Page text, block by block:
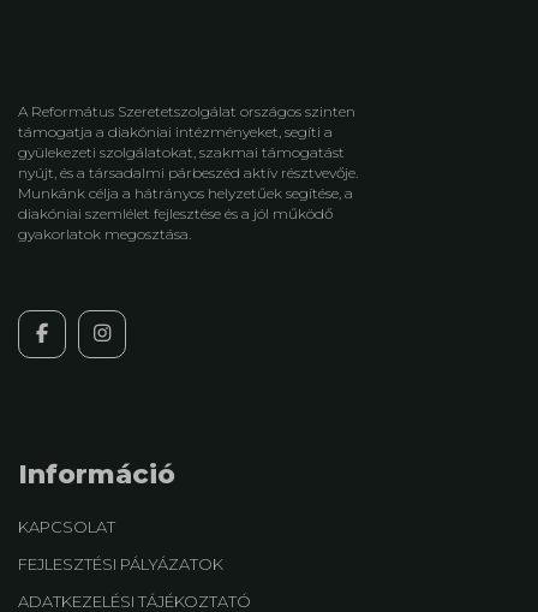
A Református Szeretetszolgálat országos szinten
támogatja a diakóniai intézményeket, segíti a
gyülekezeti szolgálatokat, szakmai támogatást
nyújt, és a társadalmi párbeszéd aktív résztvevője.
Munkánk célja a hátrányos helyzetűek segítése, a
diakóniai szemlélet fejlesztése és a jól működő
gyakorlatok megosztása.
Információ
KAPCSOLAT
FEJLESZTÉSI PÁLYÁZATOK
ADATKEZELÉSI TÁJÉKOZTATÓ